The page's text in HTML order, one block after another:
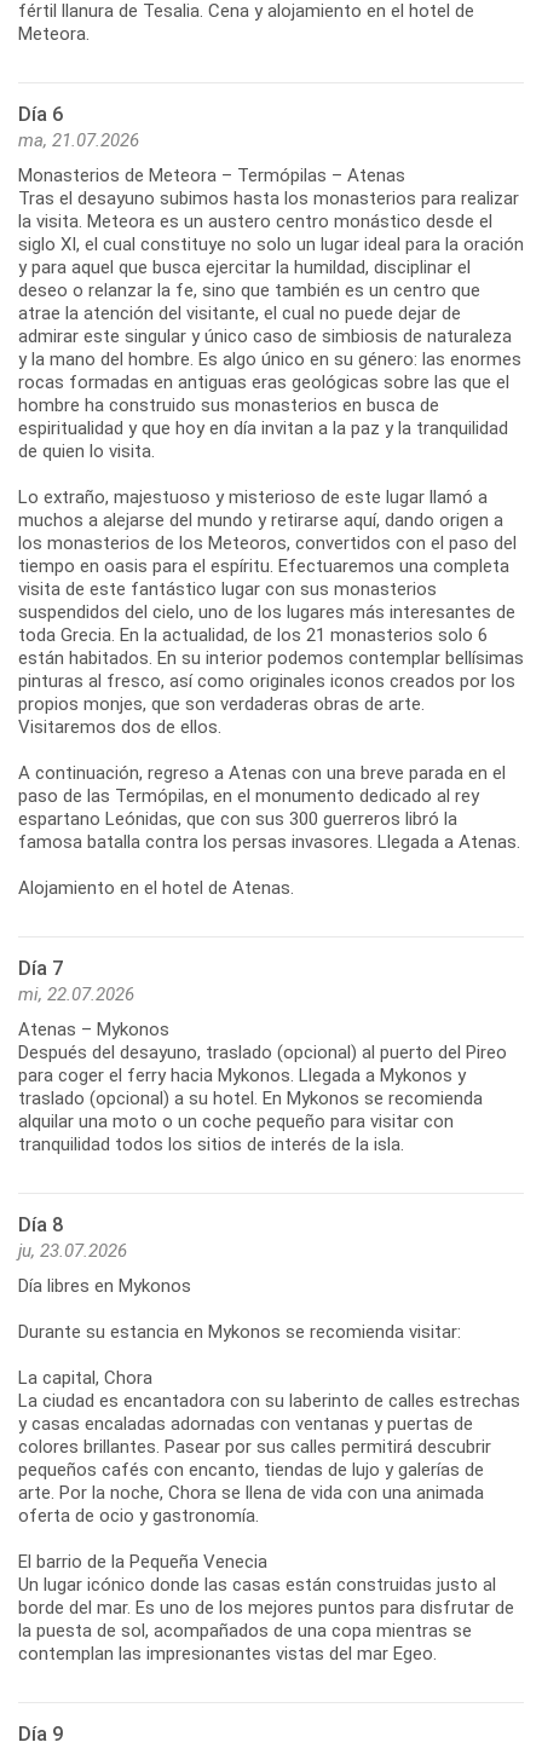
fértil llanura de Tesalia. Cena y alojamiento en el hotel de
Día 6
ma, 21.07.2026
Monasterios de Meteora – Termópilas – Atenas
Tras el desayuno subimos hasta los monasterios para realizar
la visita. Meteora es un austero centro monástico desde el
siglo XI, el cual constituye no solo un lugar ideal para la oración
y para aquel que busca ejercitar la humildad, disciplinar el
deseo o relanzar la fe, sino que también es un centro que
atrae la atención del visitante, el cual no puede dejar de
admirar este singular y único caso de simbiosis de naturaleza
y la mano del hombre. Es algo único en su género: las enormes
rocas formadas en antiguas eras geológicas sobre las que el
hombre ha construido sus monasterios en busca de
espiritualidad y que hoy en día invitan a la paz y la tranquilidad
de quien lo visita.
Lo extraño, majestuoso y misterioso de este lugar llamó a
muchos a alejarse del mundo y retirarse aquí, dando origen a
los monasterios de los Meteoros, convertidos con el paso del
tiempo en oasis para el espíritu. Efectuaremos una completa
visita de este fantástico lugar con sus monasterios
suspendidos del cielo, uno de los lugares más interesantes de
toda Grecia. En la actualidad, de los 21 monasterios solo 6
están habitados. En su interior podemos contemplar bellísimas
pinturas al fresco, así como originales iconos creados por los
propios monjes, que son verdaderas obras de arte.
Visitaremos dos de ellos.
A continuación, regreso a Atenas con una breve parada en el
paso de las Termópilas, en el monumento dedicado al rey
espartano Leónidas, que con sus 300 guerreros libró la
famosa batalla contra los persas invasores. Llegada a Atenas.
Día 7
mi, 22.07.2026
Atenas – Mykonos
Después del desayuno, traslado (opcional) al puerto del Pireo
para coger el ferry hacia Mykonos. Llegada a Mykonos y
traslado (opcional) a su hotel. En Mykonos se recomienda
alquilar una moto o un coche pequeño para visitar con
Día 8
ju, 23.07.2026
Día libres en Mykonos
Durante su estancia en Mykonos se recomienda visitar:
La capital, Chora
La ciudad es encantadora con su laberinto de calles estrechas
y casas encaladas adornadas con ventanas y puertas de
colores brillantes. Pasear por sus calles permitirá descubrir
pequeños cafés con encanto, tiendas de lujo y galerías de
arte. Por la noche, Chora se llena de vida con una animada
oferta de ocio y gastronomía.
El barrio de la Pequeña Venecia
Un lugar icónico donde las casas están construidas justo al
borde del mar. Es uno de los mejores puntos para disfrutar de
la puesta de sol, acompañados de una copa mientras se
Día 9